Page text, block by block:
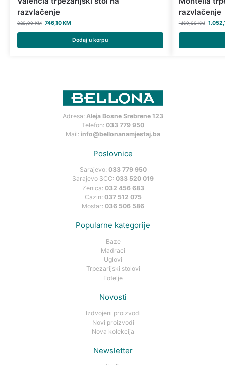
razvlačenje
829,00KM 746,10KM
Dodaj u korpu
razvlačenje
1.169,00KM
Adresa: Aleja Bosne Srebrene 123
Telefon: 033 779 950
Mail: info@bellonanamjestaj.ba
Poslovnice
Sarajevo: 033 779 950
Sarajevo SCC: 033 520 019
Zenica: 032 456 683
Cazin: 037 512 075
Mostar: 036 506 586
Popularne kategorije
Baze
Madraci
Uglovi
Trpezarijski stolovi
Fotelje
Novosti
Izdvojeni proizvodi
Novi proizvodi
Nova kolekcija
Newsletter